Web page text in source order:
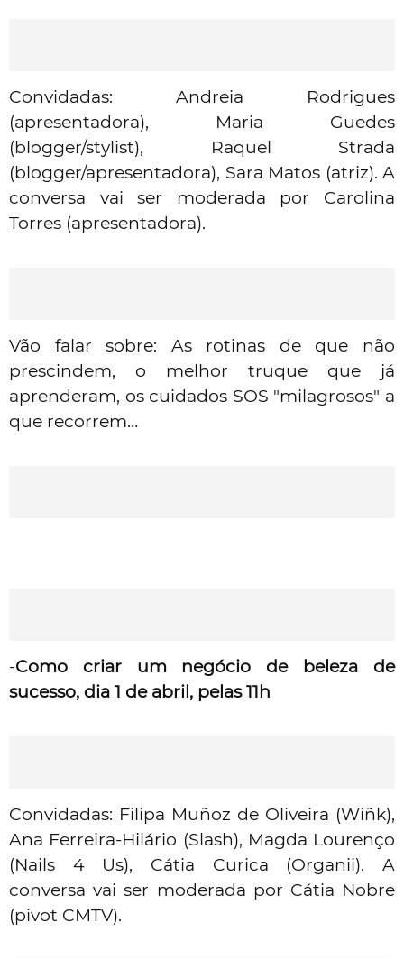
Convidadas: Andreia Rodrigues
(apresentadora), Maria Guedes
(blogger/stylist), Raquel Strada
(blogger/apresentadora), Sara Matos (atriz). A
conversa vai ser moderada por Carolina
Torres (apresentadora).
Vão falar sobre: As rotinas de que não
prescindem, o melhor truque que já
aprenderam, os cuidados SOS "milagrosos" a
que recorrem…
-Como criar um negócio de beleza de
sucesso, dia 1 de abril, pelas 11h
Convidadas: Filipa Muñoz de Oliveira (Wiñk),
Ana Ferreira-Hilário (Slash), Magda Lourenço
(Nails 4 Us),
Cátia Curica (Organii).A
conversa vai ser moderada por Cátia Nobre
(pivot CMTV).